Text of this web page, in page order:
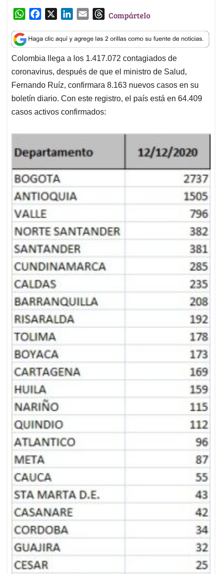
W
a
t
s
A
p
p
c
e
b
o
o
k
n
k
e
d
I
n
a
i
l
T
r
e
a
d
s
Compártelo
Colombia llega a los 1.417.072 contagiados de
coronavirus, después de que el ministro de Salud,
Fernando Ruíz, confirmara 8.163 nuevos casos en su
boletín diario. Con este registro, el país está en 64.409
casos activos confirmados: